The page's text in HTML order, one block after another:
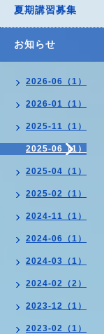
夏期講習募集
お知らせ
2026-06（1）
2026-01（1）
2025-11（1）
2025-06（1）
2025-04（1）
2025-02（1）
2024-11（1）
2024-06（1）
2024-03（1）
2024-02（2）
2023-12（1）
2023-02（1）